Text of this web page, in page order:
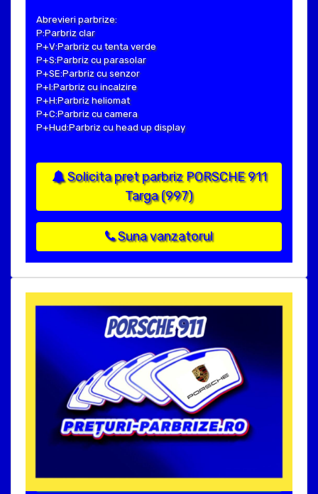
Abrevieri parbrize:
P:Parbriz clar
P+V:Parbriz cu tenta verde
P+S:Parbriz cu parasolar
P+SE:Parbriz cu senzor
P+I:Parbriz cu incalzire
P+H:Parbriz heliomat
P+C:Parbriz cu camera
P+Hud:Parbriz cu head up display
Solicita pret parbriz PORSCHE 911
Targa (997)
Suna vanzatorul